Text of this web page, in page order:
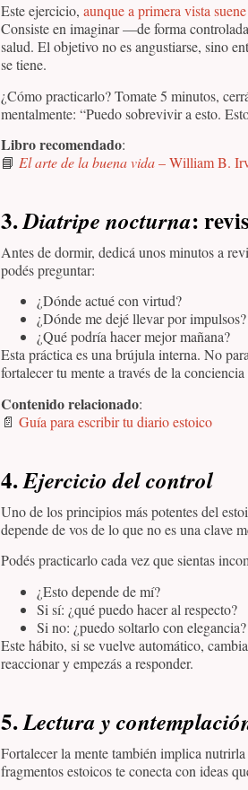
Este ejercicio, aunque a primera vista
Consiste en imaginar —de forma
salud. El objetivo no es angustiarse, sino
se tiene.
¿Cómo practicarlo? Tomate 5 minutos,
mentalmente: “Puedo sobrevivir a esto.
Libro recomendado:
📘 El arte de la buena vida– William B.
3.Diatripe nocturna:
Antes de dormir, dedicá unos minutos a
podés preguntar:
¿Dónde actué con virtud?
¿Dónde me dejé llevar por impulsos?
¿Qué podría hacer mejor mañana?
Esta práctica es una brújula interna. No
fortalecer tu mente a través de la
Contenido relacionado:
📄 Guía para escribir tu diario estoico
4.Ejercicio del control
Uno de los principios más potentes del
depende de vos de lo que no es una clave
Podés practicarlo cada vez que sientas
¿Esto depende de mí?
Si sí: ¿qué puedo hacer al respecto?
Si no: ¿puedo soltarlo con elegancia?
Este hábito, si se vuelve automático,
reaccionar y empezás a responder.
5.Lectura y
Fortalecer la mente también implica
fragmentos estoicos te conecta con ideas